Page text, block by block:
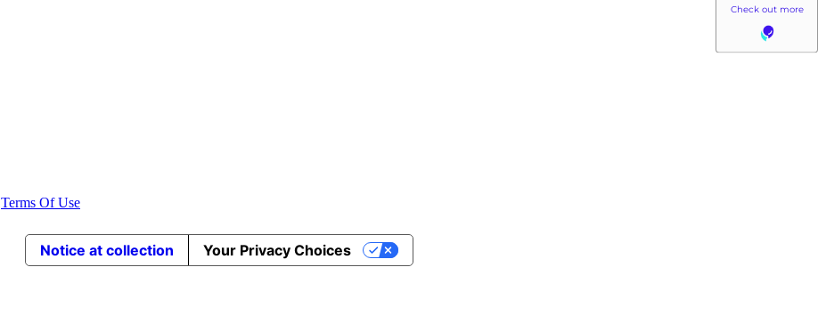
Terms Of Use
Notice at collection Your Privacy Choices